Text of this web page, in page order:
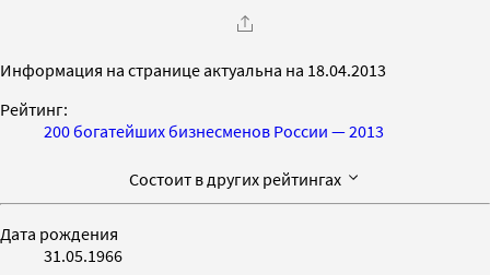
Информация на странице актуальна на 18.04.2013
Рейтинг:
200 богатейших бизнесменов России — 2013
Состоит в других рейтингах
Дата рождения
31.05.1966